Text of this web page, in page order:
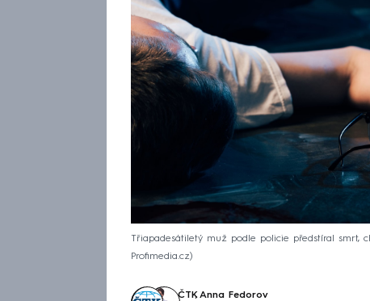
Třiapadesátiletý muž podle policie předstíral smrt,
Profimedia.cz
ČTK, Anna Fedorov